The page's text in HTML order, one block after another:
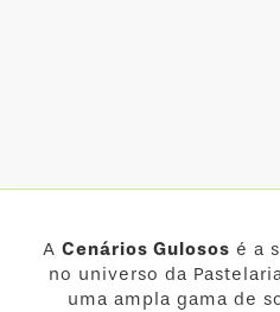
A Cenários Gulosos é a
no universo da
uma ampla gama de